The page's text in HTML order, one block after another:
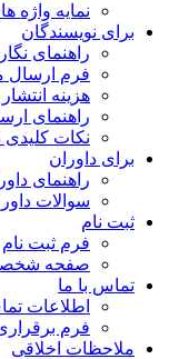
نمایه واژه های
برای نویسندگان
راهنمای
فرم ارسال
هزینه انتشار
راهنمای
نکات کلیدی
برای داوران
راهنمای داوران
سوالات داوری
ثبت نام
فرم ثبت نام
صفحه شخصی
تماس با ما
اطلاعات تماس
فرم برقراری
ملاحظات اخلاقی